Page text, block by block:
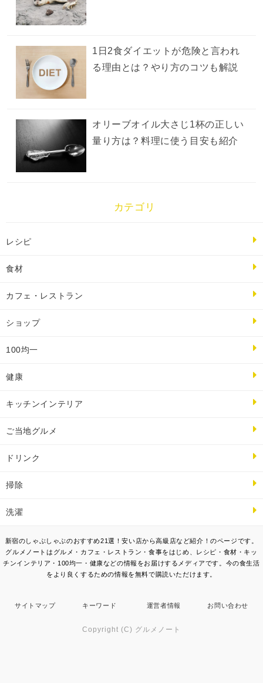
1日2食ダイエットが危険と言われ
る理由とは？やり方のコツも解説
オリーブオイル大さじ1杯の正しい
量り方は？料理に使う目安も紹介
カテゴリ
レシピ
食材
カフェ・レストラン
ショップ
100均一
健康
キッチンインテリア
ご当地グルメ
ドリンク
掃除
洗濯
新宿のしゃぶしゃぶのおすすめ21選！安い店から高級店など紹介！のページです。
グルメノートはグルメ・カフェ・レストラン・食事をはじめ、レシピ・食材・キッ
チンインテリア・100均一・健康などの情報をお届けするメディアです。今の食生活
をより良くするための情報を無料で購読いただけます。
サイトマップ キーワード 運営者情報 お問い合わせ
Copyright (C) グルメノート